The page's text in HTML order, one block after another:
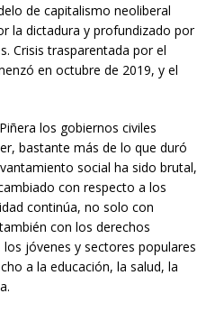
de capitalismo neoliberal
la dictadura y profundizado por
Crisis trasparentada por el
en octubre de 2019, y el
los gobiernos civiles
bastante más de lo que duró
social ha sido brutal,
con respecto a los
continúa, no solo con
con los derechos
jóvenes y sectores populares
a la educación, la salud, la